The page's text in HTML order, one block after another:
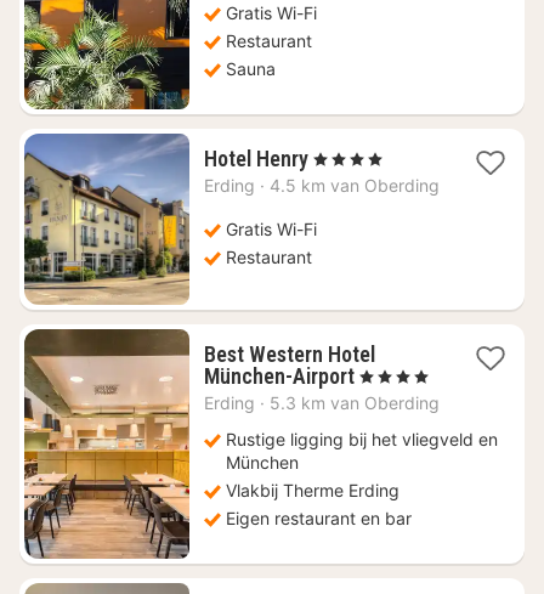
€
251,67
Gratis Wi-Fi
Restaurant
Sauna
Hotel Henry1
nacht
€
, 4 Sterren
Erding · 4.5 km van Oberding
Gratis Wi-Fi
Restaurant
Best Western Hotel
München-Airport1
nacht
€
, 4 Sterren
Erding · 5.3 km van Oberding
Rustige ligging bij het vliegveld en
München
Vlakbij Therme Erding
Eigen restaurant en bar